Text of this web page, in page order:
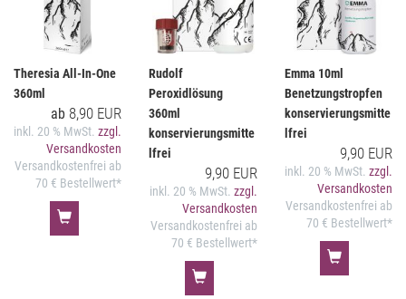
Theresia All-In-One
360ml
ab 8,90 EUR
inkl. 20 % MwSt.zzgl.
Versandkosten
Versandkostenfrei ab
70 € Bestellwert*
Rudolf
Peroxidlösung
360ml
konservierungsmitte
lfrei
9,90 EUR
inkl. 20 % MwSt. zzgl.
Versandkosten
Versandkostenfrei ab
70 € Bestellwert*
Emma 10ml
Benetzungstropfen
konservierungsmitte
lfrei
9,90 EUR
inkl. 20 % MwSt. zzgl.
Versandkosten
Versandkostenfrei ab
70 € Bestellwert*